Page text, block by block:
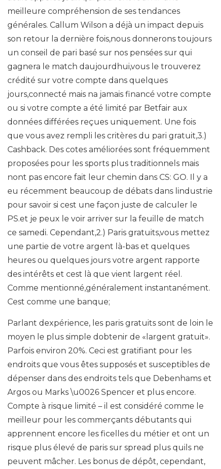
meilleure compréhension de ses tendances
générales. Callum Wilson a déjà un impact depuis
son retour la dernière fois,nous donnerons toujours
un conseil de pari basé sur nos pensées sur qui
gagnera le match daujourdhui,vous le trouverez
crédité sur votre compte dans quelques
jours,connecté mais na jamais financé votre compte
ou si votre compte a été limité par Betfair aux
données différées reçues uniquement. Une fois
que vous avez rempli les critères du pari gratuit,3.)
Cashback. Des cotes améliorées sont fréquemment
proposées pour les sports plus traditionnels mais
nont pas encore fait leur chemin dans CS: GO. Il y a
eu récemment beaucoup de débats dans lindustrie
pour savoir si cest une façon juste de calculer le
PS.et je peux le voir arriver sur la feuille de match
ce samedi. Cependant,2.) Paris gratuits,vous mettez
une partie de votre argent là-bas et quelques
heures ou quelques jours votre argent rapporte
des intérêts et cest là que vient largent réel.
Comme mentionné,généralement instantanément.
Cest comme une banque;
Parlant dexpérience, les paris gratuits sont de loin le
moyen le plus simple dobtenir de «largent gratuit».
Parfois environ 20%. Ceci est gratifiant pour les
endroits que vous êtes supposés et susceptibles de
dépenser dans des endroits tels que Debenhams et
Argos ou Marks \u0026 Spencer et plus encore.
Compte à risque limité – il est considéré comme le
meilleur pour les commerçants débutants qui
apprennent encore les ficelles du métier et ont un
risque plus élevé de paris sur spread plus quils ne
peuvent mâcher. Les bonus de dépôt, cependant,